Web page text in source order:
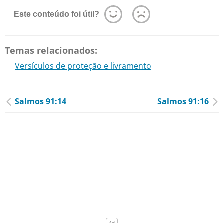
Este conteúdo foi útil?
Temas relacionados:
Versículos de proteção e livramento
Salmos 91:14 Salmos 91:16